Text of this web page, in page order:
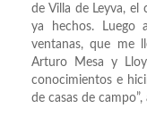
de Villa de Leyva,
ya hechos. Luego
ventanas, que me
Arturo Mesa y
conocimientos e
de casas de campo”,